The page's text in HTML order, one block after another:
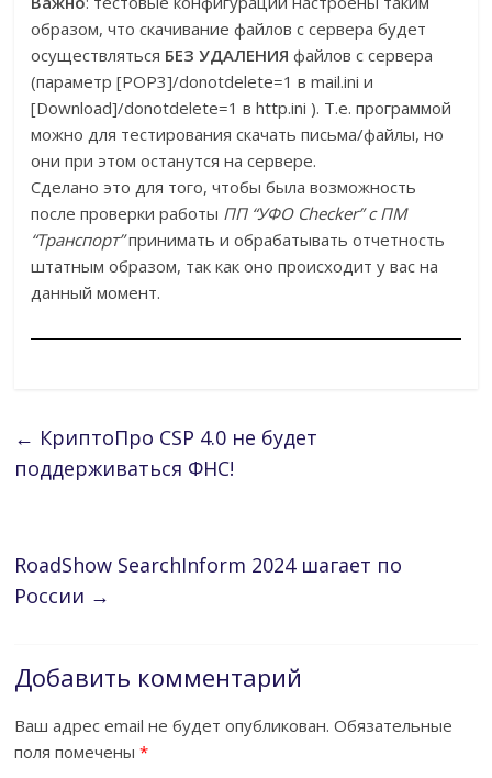
образом, что скачивание файлов с сервера будет
осуществляться БЕЗ УДАЛЕНИЯ файлов с сервера
(параметр [POP3]/donotdelete=1 в mail.ini и
[Download]/donotdelete=1 в http.ini ). Т.е. программой
можно для тестирования скачать письма/файлы, но
они при этом останутся на сервере.
Сделано это для того, чтобы была возможность
после проверки работы ПП “УФО Checker” c ПМ
“Транспорт”принимать и обрабатывать отчетность
штатным образом, так как оно происходит у вас на
данный момент.
← КриптоПро CSP 4.0 не будет
поддерживаться ФНС!
RoadShow SearchInform 2024 шагает по
России →
Добавить комментарий
Ваш адрес email не будет опубликован. Обязательные
поля помечены*